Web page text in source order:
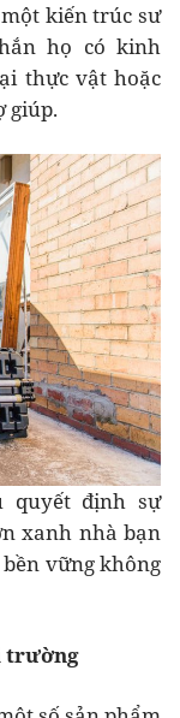
kiến trúc sư
họ có kinh
thực vật hoặc
giúp.
quyết định sự
xanh nhà bạn
vững không
trường